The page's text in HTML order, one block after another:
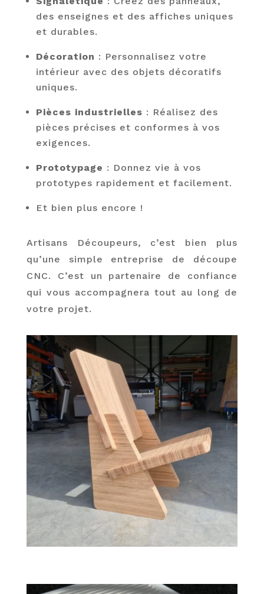
des enseignes et des affiches uniques
et durables.
Décoration : Personnalisez votre
intérieur avec des objets décoratifs
uniques.
Pièces industrielles : Réalisez des
pièces précises et conformes à vos
exigences.
Prototypage : Donnez vie à vos
prototypes rapidement et facilement.
Et bien plus encore !
Artisans Découpeurs, c’est bien plus
qu’une simple entreprise de découpe
CNC. C’est un partenaire de confiance
qui vous accompagnera tout au long de
votre projet.